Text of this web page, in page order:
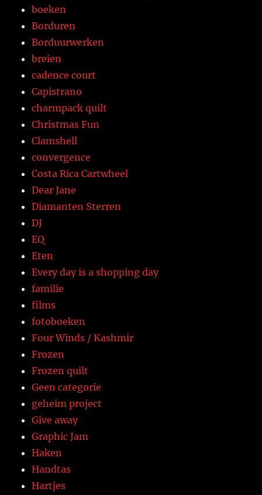
boeken
Borduren
Borduurwerken
breien
cadence court
Capistrano
charmpack quilt
Christmas Fun
Clamshell
convergence
Costa Rica Cartwheel
Dear Jane
Diamanten Sterren
DJ
EQ
Eten
Every day is a shopping day
familie
films
fotoboeken
Four Winds / Kashmir
Frozen
Frozen quilt
Geen categorie
geheim project
Give away
Graphic Jam
Haken
Handtas
Hartjes